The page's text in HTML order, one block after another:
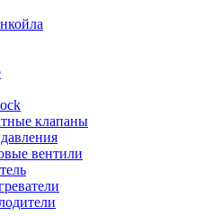
клапаны
вентили